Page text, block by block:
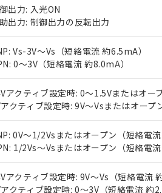
出力: 入光ON
出力: 制御出力の反転出力
Vs-3V～Vs（短絡電流 約6.5mA）
0～3V（短絡電流 約8.0mA）
アクティブ設定時: 0～1.5Vまたはオー
クティブ設定時: 9V～Vsまたはオープ
0V～1/2Vsまたはオープン（短絡電流
1/2Vs～Vsまたはオープン（短絡電流
アクティブ設定時: 9V～Vs（短絡電流
クティブ設定時: 0～3V（短絡電流 約
みいただき、同意のうえご利用ください
、当社制御機器事業取扱商品の当社
器事業取扱商品の中には、本サービス
び標準価格照会結果は、記載している
閲覧された時点での実際の在庫および
RoHS指令（10物質）の非含有に対応
指令（10物質）の非含有に対応した
RoHS指令（10物質）の非含有に非対
RoHS指令（10物質）の非含有の対応
り、非含有部品としていたものが、
）：
水銀(Hg) 1000ppm以下、 カドミウム(Cd)
以下、ポリ臭化ビフェニル類(PBB)
ヘキシル) (DEHP)(別名：DOP) 1000ppm以下、
下、フタル酸ジイソブチル (DIBP) 1000ppm以下
用監視および制御機器に対する適用除外項目は除
４物質については閾値を超える意図的な使用がない
表
材料含有率が中国RoHSの基準値以下
料含有率が中国RoHSの基準値を超え
。当社販売部門へお問い合わせくださ
水銀) : 1000ppm、 Cd(カドミウム) : 100ppm、
、 PBBs(ポリ臭化ビフェニル類) :
ら貴社製品のうち、外国為替および外
たは国外への提供する場合は、日本
手続きをとります。
物を破棄する場合は、完全に破砕する